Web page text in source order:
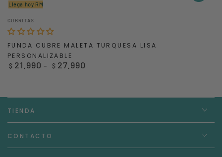
Llega hoy RM
Vendedor:
CUBRITAS
FUNDA CUBRE MALETA TURQUESA LISA
PERSONALIZABLE
Precio
$ 21.990 $ 27.990
TIENDA
CONTACTO